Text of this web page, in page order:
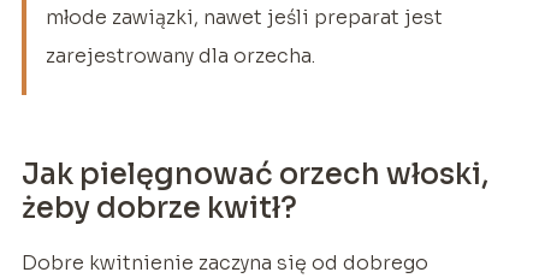
młode zawiązki, nawet jeśli preparat jest
zarejestrowany dla orzecha.
Jak pielęgnować orzech włoski,
żeby dobrze kwitł?
Dobre kwitnienie zaczyna się od dobrego